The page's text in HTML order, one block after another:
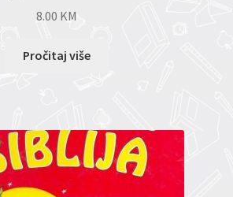
8.00 KM
Pročitaj više